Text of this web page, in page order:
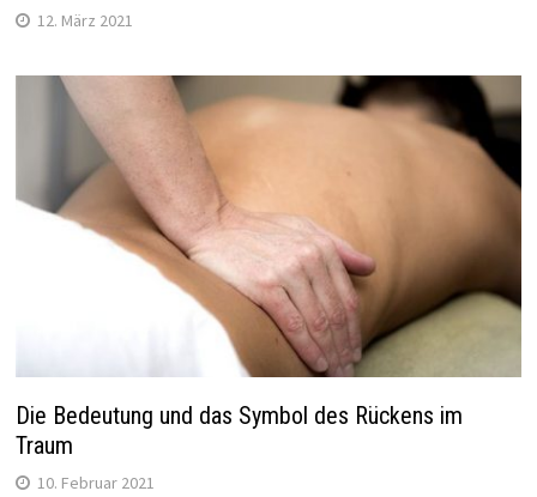
12. März 2021
Die Bedeutung und das Symbol des Rückens im
Traum
10. Februar 2021